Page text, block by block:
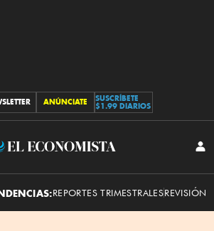
ANÚNCIATE
SUSCRÍBETE
$1.99 DIARIOS
El
REPORTES TRIMESTRALESREVISIÓN